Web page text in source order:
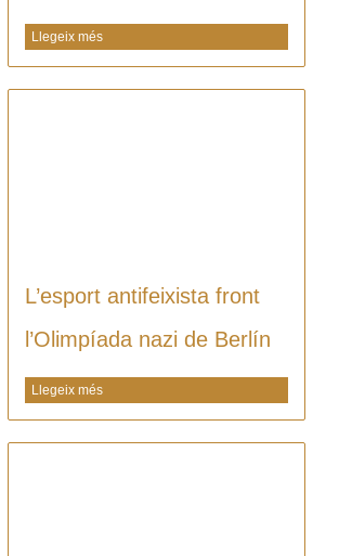
Llegeix més
L’esport antifeixista front
l’Olimpíada nazi de Berlín
Llegeix més